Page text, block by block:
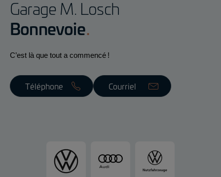
Garage M. Losch
Bonnevoie
C’est là que tout a commencé !
Téléphone Courriel